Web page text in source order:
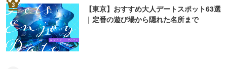
3
【東京】おすすめ大人デートスポット63選
｜定番の遊び場から隠れた名所まで